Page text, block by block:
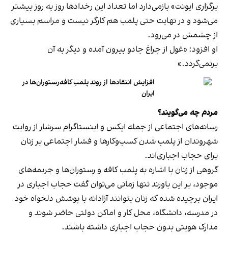
برگزاری ایونت» بازمی‌دارد اما تعداد این رخدادها روز به روز بیشتر
می‌شود و در نهایت حتی پلمب هم کارگر نیست و مراسم بسیاری
از چشمش در می‌رود.
او افزود: «غول از چراغ جادو بیرون آمده و دیگر به آن
برنمی‎‌گردد.»
افزایش انتقادها از روند پلمب کافه‌رستوران‌ها در
ایران
مردم چه می‌گویند؟
رسانه‎‌های اجتماعی از جمله ایکس و اینستاگرام سرشار از روایت
شهروندان از پلمب شدن کسب‌وکارها و فشار اجتماعی بر زنان
برای حجاب اجباری‌اند.
گروهی از زنان با اشاره به پلمب کافه و رستوران‌ها و جریمه‌های
موجود، بر این باورند تنها زمانی می‌توان گفت حجاب اجباری در
ایران برچیده شده که زنان بتوانند آزادانه با پوشش دلخواه خود
در مدرسه، دانشگاه، محل کار و اماکن دولتی حاضر شوند و
مدارک هویتی بدون حجاب اجباری داشته باشند.